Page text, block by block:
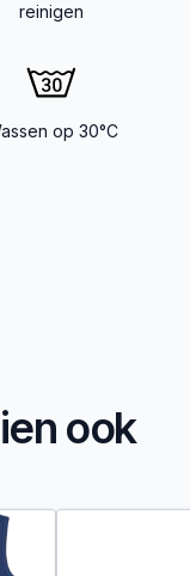
reinigen
op 30°C
ook